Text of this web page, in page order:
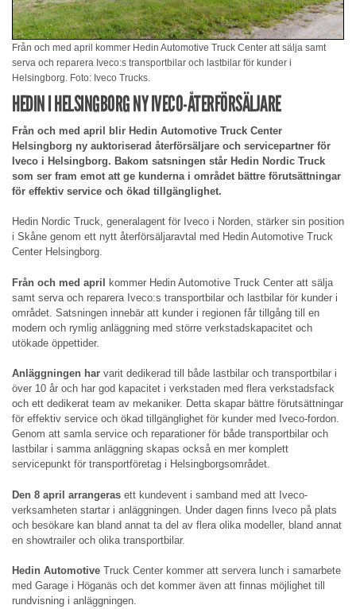
Från och med april kommer Hedin Automotive Truck Center att sälja samt
serva och reparera Iveco:s transportbilar och lastbilar för kunder i
Helsingborg. Foto: Iveco Trucks.
HEDIN I HELSINGBORG NY IVECO-ÅTERFÖRSÄLJARE
Från och med april blir Hedin Automotive Truck Center
Helsingborg ny auktoriserad återförsäljare och servicepartner för
Iveco i Helsingborg. Bakom satsningen står Hedin Nordic Truck
som ser fram emot att ge kunderna i området bättre förutsättningar
för effektiv service och ökad tillgänglighet.
Hedin Nordic Truck, generalagent för Iveco i Norden, stärker sin position
i Skåne genom ett nytt återförsäljaravtal med Hedin Automotive Truck
Center Helsingborg.
Från och med april
kommer Hedin Automotive Truck Center att sälja
samt serva och reparera Iveco:s transportbilar och lastbilar för kunder i
området. Satsningen innebär att kunder i regionen får tillgång till en
modern och rymlig anläggning med större verkstadskapacitet och
utökade öppettider.
Anläggningen har varit dedikerad till både lastbilar och transportbilar i
över 10 år och har god kapacitet i verkstaden med flera verkstadsfack
och ett dedikerat team av mekaniker. Detta skapar bättre förutsättningar
för effektiv service och ökad tillgänglighet för kunder med Iveco-fordon.
Genom att samla service och reparationer för både transportbilar och
lastbilar i samma anläggning skapas också en mer komplett
servicepunkt för transportföretag i Helsingborgsområdet.
Den 8 april arrangeras ett kundevent i samband med att Iveco-
verksamheten startar i anläggningen. Under dagen finns Iveco på plats
och besökare kan bland annat ta del av flera olika modeller, bland annat
en showtrailer och olika transportbilar.
Hedin Automotive Truck Center kommer att servera lunch i samarbete
med Garage i Höganäs och det kommer även att finnas möjlighet till
rundvisning i anläggningen.